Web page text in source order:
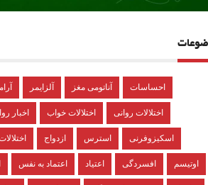
آلزایمر آناتومی مغز احساسات
اخبار اختلالات خواب اختلالات روانی
ازدواج استرس اسکیزوفرنی
اعتماد به نفس اعتیاد افسردگی اوتیسم